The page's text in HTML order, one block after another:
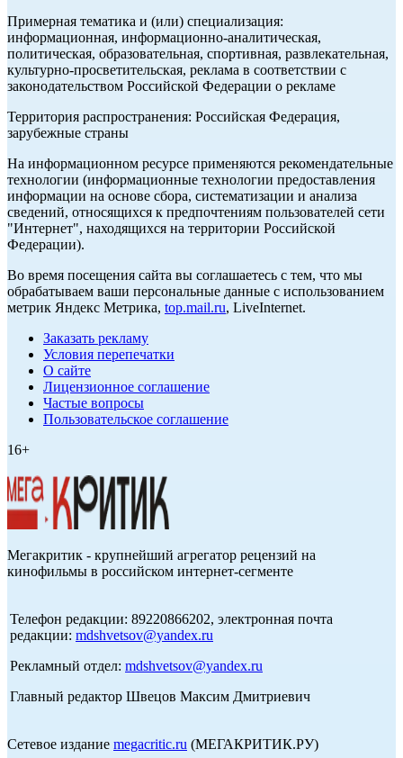
Примерная тематика и (или) специализация:
информационная, информационно-аналитическая,
политическая, образовательная, спортивная, развлекательная,
культурно-просветительская, реклама в соответствии с
законодательством Российской Федерации о рекламе
Территория распространения: Российская Федерация,
зарубежные страны
На информационном ресурсе применяются рекомендательные
технологии (информационные технологии предоставления
информации на основе сбора, систематизации и анализа
сведений, относящихся к предпочтениям пользователей сети
"Интернет", находящихся на территории Российской
Федерации).
Во время посещения сайта вы соглашаетесь с тем, что мы
обрабатываем ваши персональные данные с использованием
метрик Яндекс Метрика, top.mail.ru, LiveInternet.
Заказать рекламу
Условия перепечатки
О сайте
Лицензионное соглашение
Частые вопросы
Пользовательское соглашение
16+
Мегакритик - крупнейший агрегатор рецензий на
кинофильмы в российском интернет-сегменте
Телефон редакции: 89220866202, электронная почта
редакции: mdshvetsov@yandex.ru
Рекламный отдел: mdshvetsov@yandex.ru
Главный редактор Швецов Максим Дмитриевич
Сетевое издание megacritic.ru (МЕГАКРИТИК.РУ)